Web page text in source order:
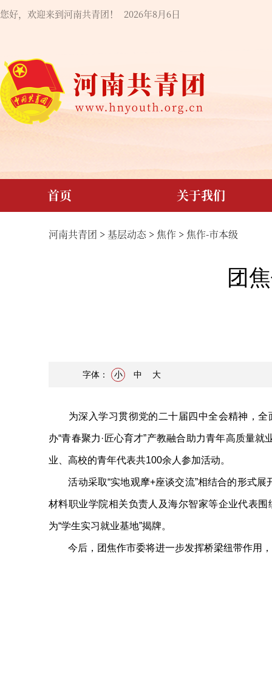
您好，欢迎来到河南共青团！ 2026年8月6日
首页 关于我们
河南共青团 > 基层动态 > 焦作 > 焦作-市本级
团
字体： 小 中 大
为深入学习贯彻党的二十届四中全会精神，全
办“青春聚力·匠心育才”产教融合助力青年高质量
业、高校的青年代表共100余人参加活动。
活动采取“实地观摩+座谈交流”相结合的形式展
材料职业学院相关负责人及海尔智家等企业代表
为“学生实习就业基地”揭牌。
今后，团焦作市委将进一步发挥桥梁纽带作用，